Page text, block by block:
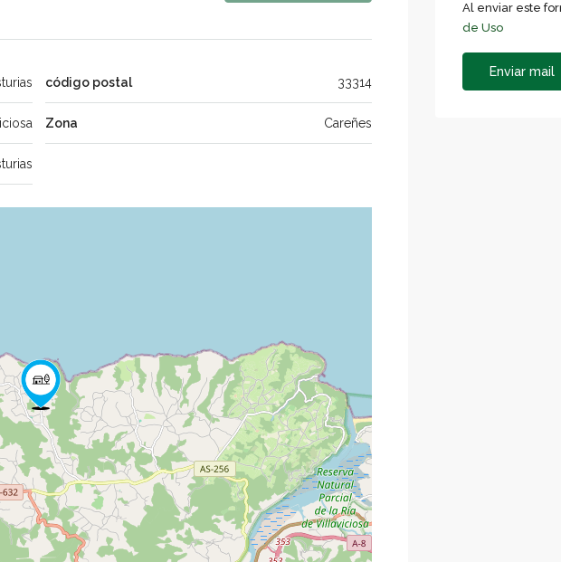
código postal 33314
Zona Careñes
Al enviar este
de Uso
Enviar mail